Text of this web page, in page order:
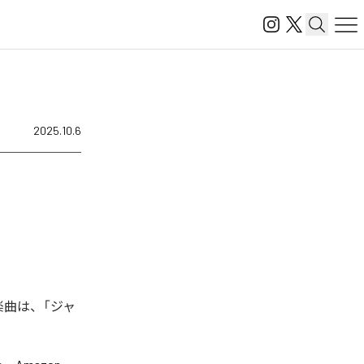
2025.10.6
は、「ジャ